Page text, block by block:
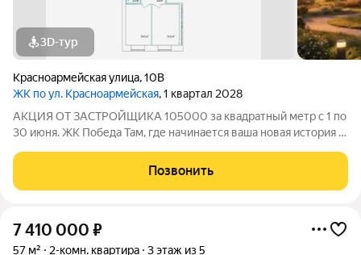
3D-тур
Красноармейская улица,10В
ЖК по ул. Красноармейская, 1 квартал 2028
АКЦИЯ ОТ ЗАСТРОЙЩИКА 105000 за квадратный метр с 1 по
30 июня. ЖК Победа Там, где начинается ваша новая история 1.
современный 5-этажный кирпичный дом на 49 квартир,
созданный в формате уютного
Позвонить
7 410 000 ₽
57 м² 2-комн. квартира 3 этаж из 5